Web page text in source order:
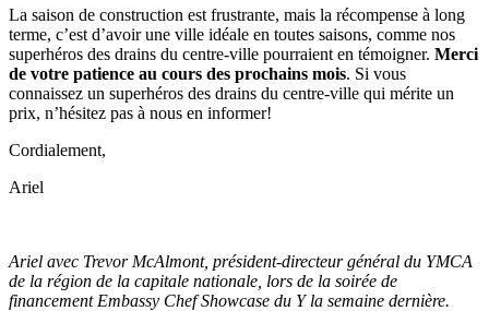
La saison de construction est frustrante, mais la récompense à long
terme, c’est d’avoir une ville idéale en toutes saisons, comme nos
superhéros des drains du centre-ville pourraient en témoigner. Merci
de votre patience au cours des prochains mois. Si vous
connaissez un superhéros des drains du centre-ville qui mérite un
prix, n’hésitez pas à nous en informer!
Cordialement,
Ariel
Ariel avec Trevor McAlmont, président-directeur général du YMCA
de la région de la capitale nationale, lors de la soirée de
financement Embassy Chef Showcase du Y la semaine dernière.